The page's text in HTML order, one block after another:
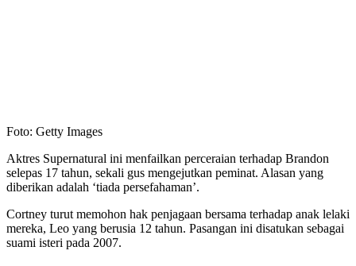
Foto: Getty Images
Aktres Supernatural ini menfailkan perceraian terhadap Brandon
selepas 17 tahun, sekali gus mengejutkan peminat. Alasan yang
diberikan adalah ‘tiada persefahaman’.
Cortney turut memohon hak penjagaan bersama terhadap anak lelaki
mereka, Leo yang berusia 12 tahun. Pasangan ini disatukan sebagai
suami isteri pada 2007.